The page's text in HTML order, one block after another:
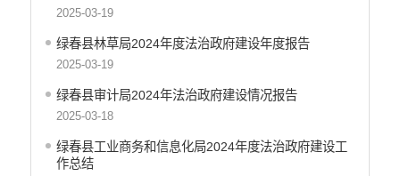
义务教育
医疗卫生
2025-03-19
绿春县林草局2024年度法治政府建设年度报告
2025-03-19
绿春县审计局2024年法治政府建设情况报告
2025-03-18
绿春县工业商务和信息化局2024年度法治政府建设工
作总结